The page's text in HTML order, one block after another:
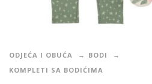
ODJEĆA I OBUĆA
BODI
KOMPLETI SA BODIĆIMA